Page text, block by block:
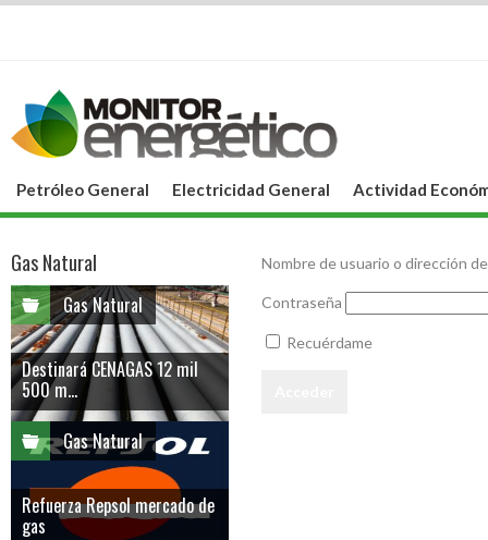
Petróleo General Electricidad General Actividad
Nombre de usuario o dirección
Contraseña
Recuérdame
Gas Natural
Gas Natural
Destinará CENAGAS 12 mil
500 m...
Gas Natural
Refuerza Repsol mercado de
gas